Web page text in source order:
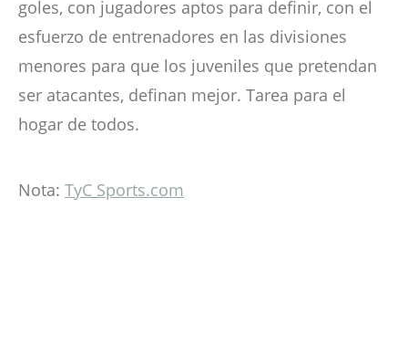
goles, con jugadores aptos para definir, con el
esfuerzo de entrenadores en las divisiones
menores para que los juveniles que pretendan
ser atacantes, definan mejor. Tarea para el
hogar de todos.
Nota: TyC Sports.com